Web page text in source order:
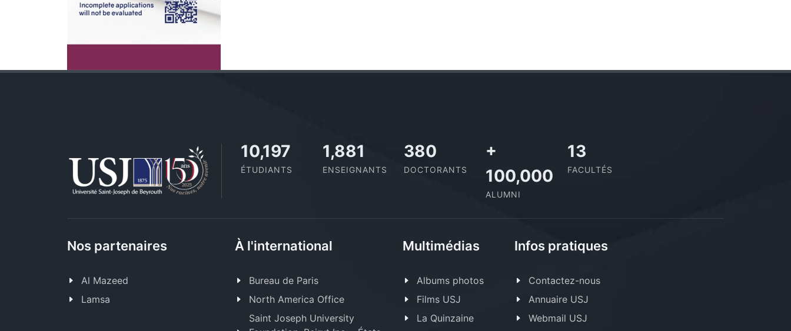
11,727
ÉTUDIANTS
2,142
ENSEIGNANTS
437
DOCTORANTS
+
100,000
ALUMNI
13
FACULTÉS
Nos partenaires
Al Mazeed
Lamsa
À l'international
Bureau de Paris
North America Office
Saint Joseph University
Multimédias
Albums photos
Films USJ
La Quinzaine
Infos pratiques
Contactez-nous
Annuaire USJ
Webmail USJ